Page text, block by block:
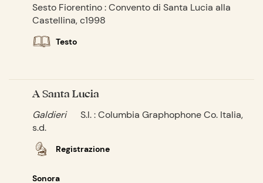
Sesto Fiorentino : Convento di Santa Lucia alla
Castellina, c1998
Testo
A Santa Lucia
Galdieri
S.l. : Columbia Graphophone Co. Italia,
s.d.
Registrazione
Sonora